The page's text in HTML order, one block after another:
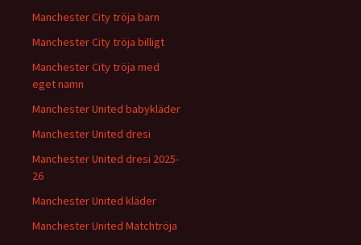
Manchester City tröja barn
Manchester City tröja billigt
Manchester City tröja med
eget namn
Manchester United babykläder
Manchester United dresi
Manchester United dresi 2025-
26
Manchester United kläder
Manchester United Matchtröja